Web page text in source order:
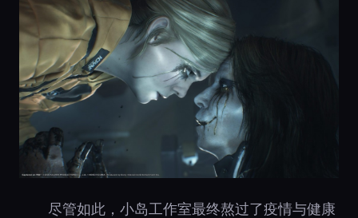
尽管如此，小岛工作室最终熬过了疫情与健康